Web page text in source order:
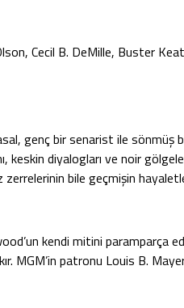
Cecil B. DeMille, Buster
genç bir senarist ile sönmüş
keskin diyalogları ve noir
bile geçmişin
kendi mitini paramparça
MGM’in patronu Louis B.